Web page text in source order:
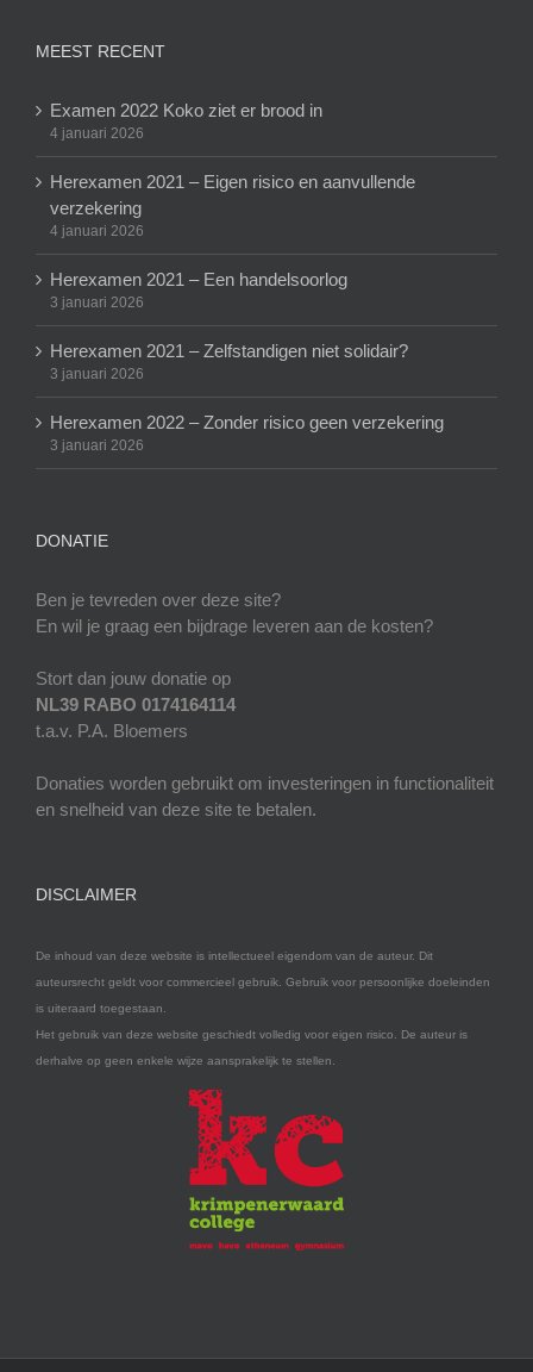
MEEST RECENT
Examen 2022 Koko ziet er brood in
4 januari 2026
Herexamen 2021 – Eigen risico en aanvullende
verzekering
4 januari 2026
Herexamen 2021 – Een handelsoorlog
3 januari 2026
Herexamen 2021 – Zelfstandigen niet solidair?
3 januari 2026
Herexamen 2022 – Zonder risico geen verzekering
3 januari 2026
DONATIE
Ben je tevreden over deze site?
En wil je graag een bijdrage leveren aan de kosten?
Stort dan jouw donatie op
NL39 RABO 0174164114
t.a.v. P.A. Bloemers
Donaties worden gebruikt om investeringen in functionaliteit
en snelheid van deze site te betalen.
DISCLAIMER
De inhoud van deze website is intellectueel eigendom van de auteur. Dit
auteursrecht geldt voor commercieel gebruik. Gebruik voor persoonlijke doeleinden
is uiteraard toegestaan.
Het gebruik van deze website geschiedt volledig voor eigen risico. De auteur is
derhalve op geen enkele wijze aansprakelijk te stellen.